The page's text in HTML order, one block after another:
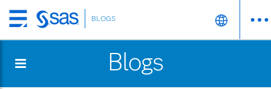
Skip
to
content
BLOGS
Blogs